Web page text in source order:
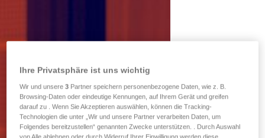
Ihre Privatsphäre ist uns wichtig
Wir und unsere3 Partner speichern personenbezogene Daten, wie z. B.
Browsing-Daten oder eindeutige Kennungen, auf Ihrem Gerät und greifen
darauf zu . Wenn Sie Akzeptieren auswählen, können die Tracking-
Technologien die unter „Wir und unsere Partner verarbeiten Daten, um
Folgendes bereitzustellen“ genannten Zwecke unterstützen. . Durch Auswahl